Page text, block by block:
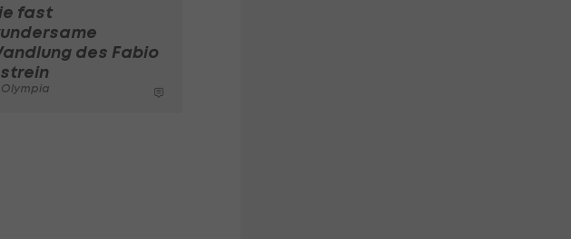
fast
des Fabio
Olympia